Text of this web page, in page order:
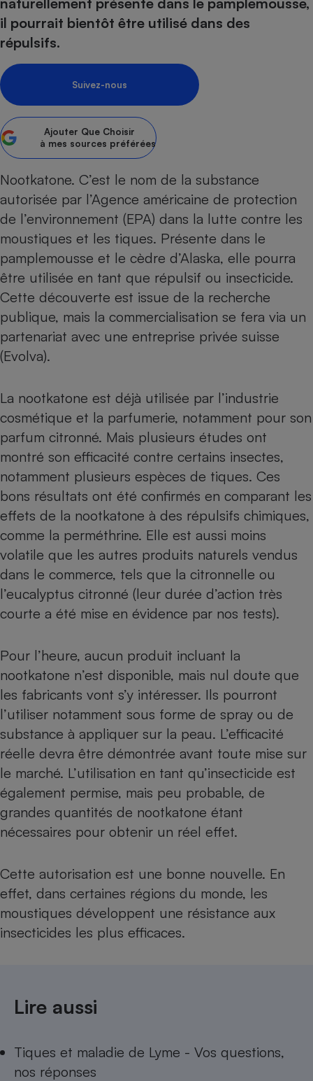
il pourrait bientôt être utilisé dans des
répulsifs.
Suivez-nous
Ajouter Que Choisir
à mes sources préférées
Nootkatone. C’est le nom de la substance
autorisée par l’Agence américaine de protection
de l’environnement (EPA) dans la lutte contre les
moustiques et les tiques. Présente dans le
pamplemousse et le cèdre d’Alaska, elle pourra
être utilisée en tant que répulsif ou insecticide.
Cette découverte est issue de la recherche
publique, mais la commercialisation se fera via un
partenariat avec une entreprise privée suisse
(Evolva).
La nootkatone est déjà utilisée par l’industrie
cosmétique et la parfumerie, notamment pour son
parfum citronné. Mais plusieurs études ont
montré son efficacité contre certains insectes,
notamment plusieurs espèces de tiques. Ces
bons résultats ont été confirmés en comparant les
effets de la nootkatone à des répulsifs chimiques,
comme la perméthrine. Elle est aussi moins
volatile que les autres produits naturels vendus
dans le commerce, tels que la citronnelle ou
l’eucalyptus citronné (leur durée d’action très
courte a été mise en évidence par nos tests).
Pour l’heure, aucun produit incluant la
nootkatone n’est disponible, mais nul doute que
les fabricants vont s’y intéresser. Ils pourront
l’utiliser notamment sous forme de spray ou de
substance à appliquer sur la peau. L’efficacité
réelle devra être démontrée avant toute mise sur
le marché. L’utilisation en tant qu’insecticide est
également permise, mais peu probable, de
grandes quantités de nootkatone étant
nécessaires pour obtenir un réel effet.
Cette autorisation est une bonne nouvelle. En
effet, dans certaines régions du monde, les
moustiques développent une résistance aux
insecticides les plus efficaces.
Lire aussi
Tiques et maladie de Lyme - Vos questions,
nos réponses
Sécurité - Hygiène
Supermarché - Drive
Complément
bouteille
Assurance
Banque - Crédit
Mutuelle
Banque
Circulation routière
Moto
Comparateur auto
Supermarché - Drive
Comparatif
Comparatif plaque à
Comparatif aspirateur
Comparatif cafetière
Comparatif robot cuiseur
Comparatif centrale
Gros électroménager
Petit électroménager -
Lave-linge
Plaque de cuisson à
induction
Climatiseur -
Comparatif casque audio
Comparatif barre de son
Comparatif tablette
Image et son
Informatique
Internet
Téléphonie
Téléviseur
Smartphone
Antivirus
Crédit immobilier
Comparatif tondeuse
Comparatif poêle à
Aménagement
Bricolage - Jardinage
Chauffage
Produit d'entretien
Sécurité domestique
Radiateur électrique
Climatiseur -
Ventilateur
Système de santé -
Antimoustique
Retraite
Choisir son fioul
Choisir son pellet
Comparateur assurance emprunteur
Tous les comparateurs
Toutes les cartes interactives
Speedtest - Testez le débit de votre
connexion Internet